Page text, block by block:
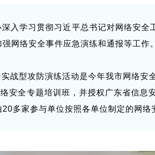
入学习贯彻习近平总书记对网络安全
网络安全事件应急演练和通报等工作。
战型攻防演练活动是今年我市网络
安全专题培训班，并授权广东省信
多家参与单位按照各单位制定的网络